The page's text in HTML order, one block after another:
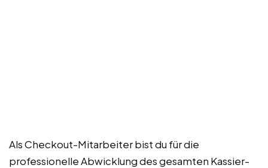
Als Checkout-Mitarbeiter bist du für die
professionelle Abwicklung des gesamten Kassier-